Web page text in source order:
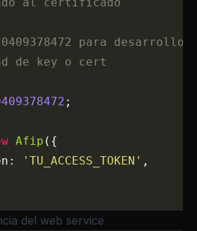
para desarrollo
de key o cert
;
Afip ({
'TU_ACCESS_TOKEN' ,
del web service